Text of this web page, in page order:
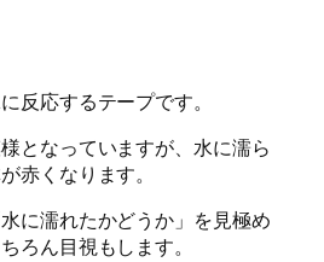
反応するテープです。
となっていますが、水に濡ら
赤くなります。
に濡れたかどうか」を見極め
ろん目視もします。